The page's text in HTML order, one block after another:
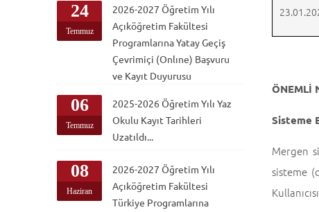
ÖNEMLİ
Sisteme
Mergen
sisteme
24
Temmuz
2026-2027 Öğretim Yılı
Açıköğretim Fakültesi
Programlarına Yatay Geçiş
Çevrimiçi (Onlıne) Başvuru
ve Kayıt Duyurusu
06
Temmuz
2025-2026 Öğretim Yılı Yaz
Okulu Kayıt Tarihleri
Uzatıldı...
08
Haziran
2026-2027 Öğretim Yılı
Açıköğretim Fakültesi
Türkiye Programlarına